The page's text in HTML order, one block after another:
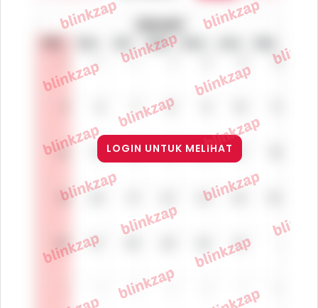
LOGIN UNTUK MELIHAT